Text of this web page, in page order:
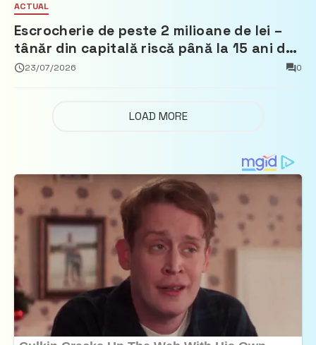
ACTUAL
Escrocherie de peste 2 milioane de lei –
tânăr din capitală riscă până la 15 ani de
închisoare
23/07/2026 0
LOAD MORE